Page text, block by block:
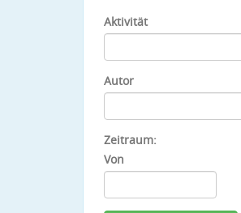
Aktivität
Autor
Zeitraum:
Von